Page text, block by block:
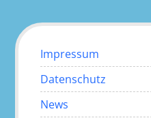
Impressum
Datenschutz
News